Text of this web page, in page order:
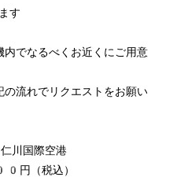
す
内でなるべくお近くにご用意
の流れでリクエストをお願い
川国際空港
円（税込）